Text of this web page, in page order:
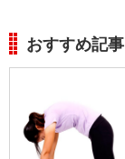
おすすめ記事